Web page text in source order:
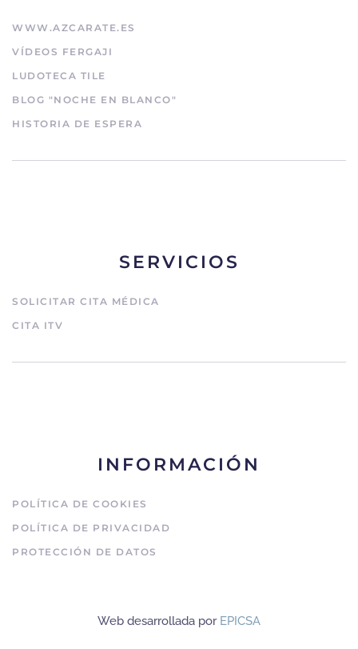
WWW.AZCARATE.ES
VÍDEOS FERGAJI
LUDOTECA TILE
BLOG "NOCHE EN BLANCO"
HISTORIA DE ESPERA
SERVICIOS
SOLICITAR CITA MÉDICA
CITA ITV
INFORMACIÓN
POLÍTICA DE COOKIES
POLÍTICA DE PRIVACIDAD
PROTECCIÓN DE DATOS
Web desarrollada por EPICSA